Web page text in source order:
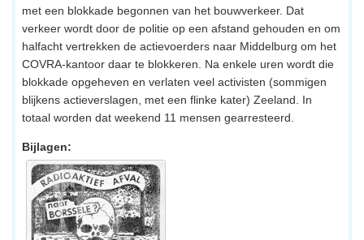
met een blokkade begonnen van het bouwverkeer. Dat
verkeer wordt door de politie op een afstand gehouden en om
halfacht vertrekken de actievoerders naar Middelburg om het
COVRA-kantoor daar te blokkeren. Na enkele uren wordt die
blokkade opgeheven en verlaten veel activisten (sommigen
blijkens actieverslagen, met een flinke kater) Zeeland. In
totaal worden dat weekend 11 mensen gearresteerd.
Bijlagen: